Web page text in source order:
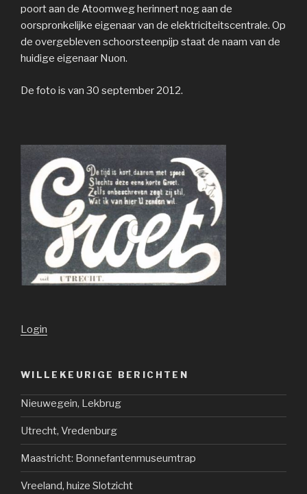
poort aan de Atoomweg herinnert nog aan de
oorspronkelijke eigenaar van de elektriciteitscentrale. Op
de overgebleven schoorsteenpijp staat de naam van de
huidige eigenaar Nuon.
De foto is van 30 september 2012.
Login
WILLEKEURIGE BERICHTEN
Nieuwegein, Lekbrug
Utrecht, Vredenburg
Maastricht: Bonnefantenmuseumtrap
Vreeland, huize Slotzicht